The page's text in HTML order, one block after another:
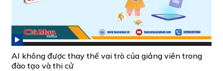
AI không được thay thế vai trò của giảng viên trong
đào tạo và thi cử